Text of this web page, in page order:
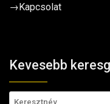
→Kapcsolat
Kevesebb